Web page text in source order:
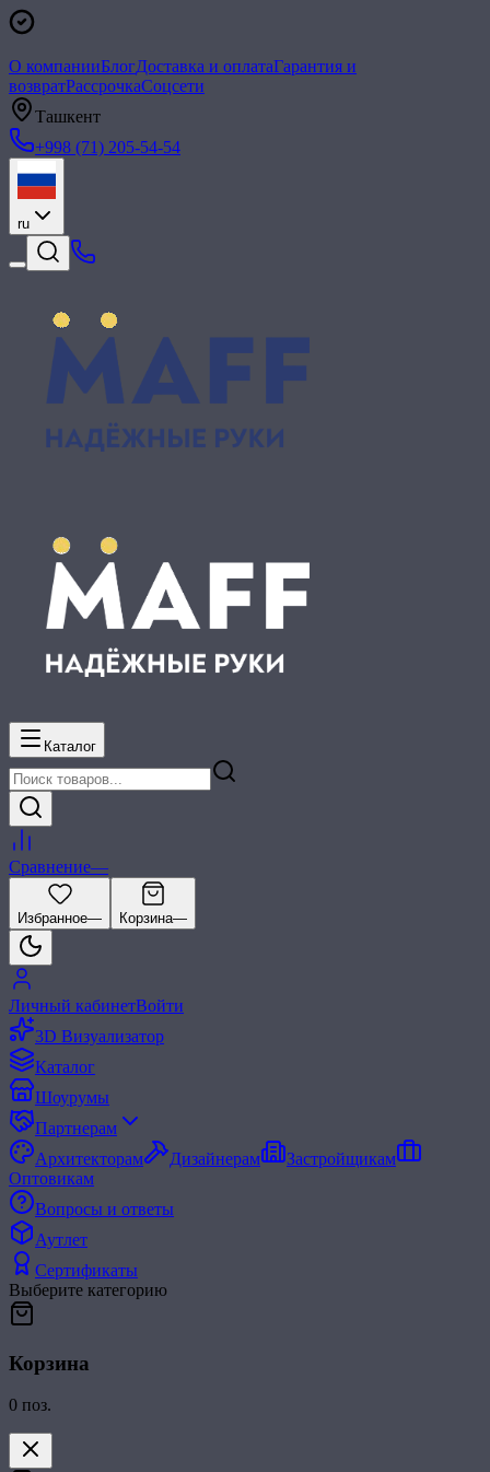
О компанииБлогДоставка и оплатаГарантия и
возвратРассрочкаСоцсети
Ташкент
+998 (71) 205-54-54
ru
Каталог
Сравнение—
Избранное— Корзина—
Личный кабинетВойти
3D Визуализатор
Каталог
Шоурумы
Партнерам
Архитекторам
Дизайнерам
Застройщикам
Оптовикам
Вопросы и ответы
Аутлет
Сертификаты
Выберите категорию
Корзина
0 поз.